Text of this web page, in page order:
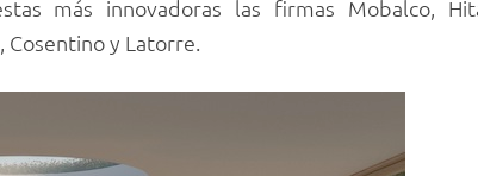
más innovadoras las firmas Mobalco,
y Latorre.